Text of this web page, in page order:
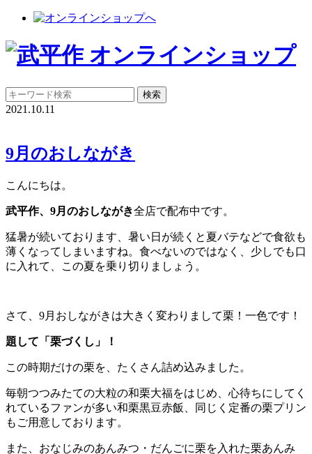
2021.10.11
9月のおしながき
こんにちは。
武平作、9月のおしながき全店で配布中です。
猛暑が続いております、暑い日が続くと夏バテなどで食欲も
薄くなってしまいますね。食べないのではなく、少しでも口
に入れて、この夏を乗り切りましょう。
さて、9月おしながきは大きく変わりまして栗！一色です！
題して「栗づくし」！
この時期だけの栗を、たくさん詰め込みました。
毎朝つつみたての大粒の和栗大福をはじめ、心待ちにしてく
れているファンが多い和栗黒豆赤飯、同じく定番の栗プリン
もご用意しております。
また、おなじみのあんみつ・だんごに栗を入れた栗あんみ